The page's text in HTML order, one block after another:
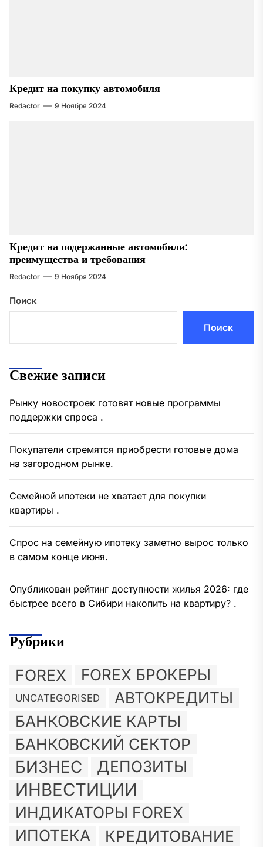
Кредит на покупку автомобиля
Redactor 9 Ноября 2024
Кредит на подержанные автомобили:
преимущества и требования
Redactor 9 Ноября 2024
Поиск
Поиск
Свежие записи
Рынку новостроек готовят новые программы
поддержки спроса .
Покупатели стремятся приобрести готовые дома
на загородном рынке.
Семейной ипотеки не хватает для покупки
квартиры .
Спрос на семейную ипотеку заметно вырос только
в самом конце июня.
Опубликован рейтинг доступности жилья 2026: где
быстрее всего в Сибири накопить на квартиру? .
Рубрики
FOREX FOREX БРОКЕРЫ
UNCATEGORISED АВТОКРЕДИТЫ
БАНКОВСКИЕ КАРТЫ
БАНКОВСКИЙ СЕКТОР
БИЗНЕС ДЕПОЗИТЫ
ИНВЕСТИЦИИ
ИНДИКАТОРЫ FOREX
ИПОТЕКА
КРЕДИТОВАНИЕ